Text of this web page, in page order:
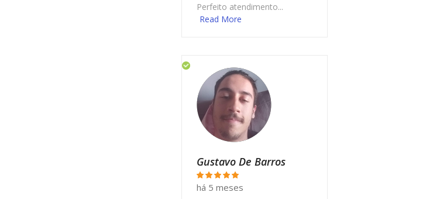
Perfeito atendimento...
Read More
Gustavo De Barros
há 5 meses